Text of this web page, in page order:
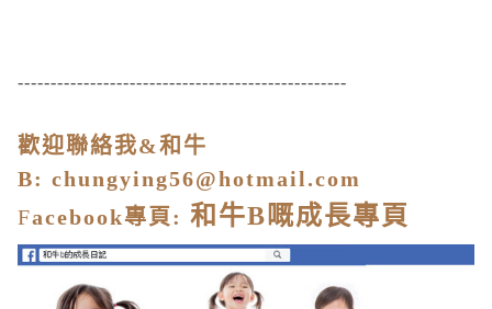
--------------------------------------------------
歡迎聯絡我&和牛
B: chungying56@hotmail.com
Facebook專頁 : 和牛B 嘅成長專頁